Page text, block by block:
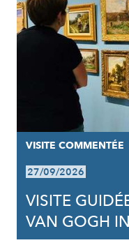
VISITE COMMENTÉE
27/09/2026
VISITE
VAN GOGH